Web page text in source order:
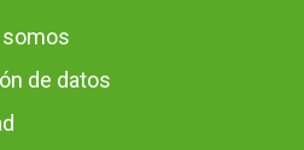
de datos